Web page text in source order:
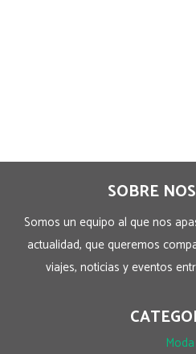
SOBRE
Somos un equipo al que nos
actualidad, que queremos
viajes, noticias y eventos
Moda